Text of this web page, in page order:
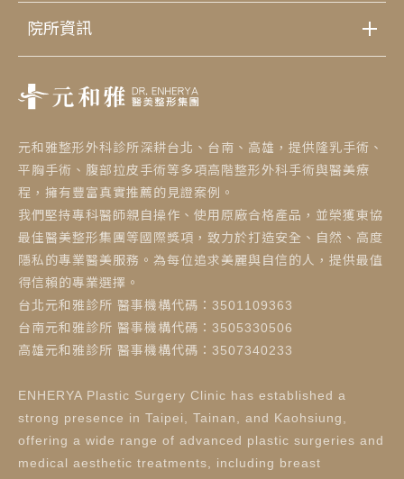
院所資訊
元和雅整形外科診所深耕台北、台南、高雄，提供隆乳手術、
平胸手術、腹部拉皮手術等多項高階整形外科手術與醫美療
程，擁有豐富真實推薦的見證案例。
我們堅持專科醫師親自操作、使用原廠合格產品，並榮獲東協
最佳醫美整形集團等國際獎項，致力於打造安全、自然、高度
隱私的專業醫美服務。為每位追求美麗與自信的人，提供最值
得信賴的專業選擇。
台北元和雅診所 醫事機構代碼：3501109363
台南元和雅診所 醫事機構代碼：3505330506
高雄元和雅診所 醫事機構代碼：3507340233
ENHERYA Plastic Surgery Clinic has established a
strong presence in Taipei, Tainan, and Kaohsiung,
offering a wide range of advanced plastic surgeries and
medical aesthetic treatments, including breast